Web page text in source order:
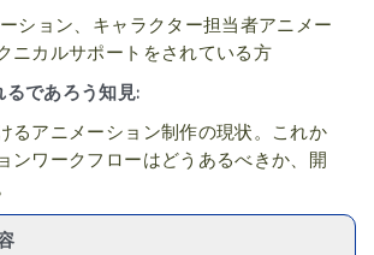
ション、キャラクター担当者アニメー
ニカルサポートをされている方
であろう知見:
るアニメーション制作の現状。これか
ンワークフローはどうあるべきか、開